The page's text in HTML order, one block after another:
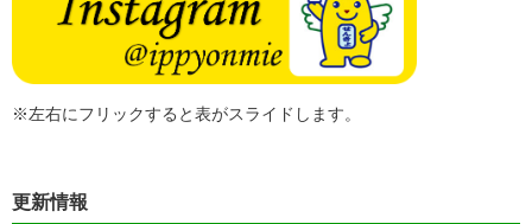
※左右にフリックすると表がスライドします。
更新情報